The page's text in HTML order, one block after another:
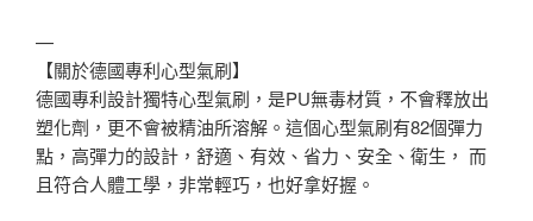
—
【關於德國專利心型氣刷】
德國專利設計獨特心型氣刷，是PU無毒材質，不會釋放出
塑化劑，更不會被精油所溶解。這個心型氣刷有82個彈力
點，高彈力的設計，舒適、有效、省力、安全、衛生， 而
且符合人體工學，非常輕巧，也好拿好握。